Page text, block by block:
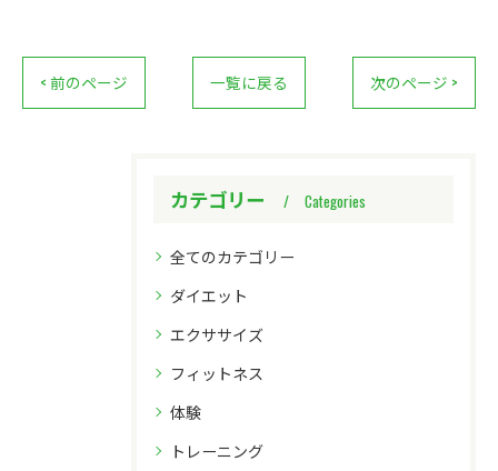
< 前のページ 一覧に戻る 次のページ >
カテゴリー Categories
全てのカテゴリー
ダイエット
エクササイズ
フィットネス
体験
トレーニング